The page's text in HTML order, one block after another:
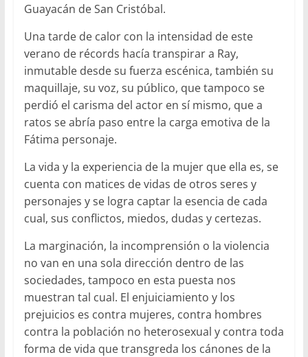
Guayacán de San Cristóbal.
Una tarde de calor con la intensidad de este
verano de récords hacía transpirar a Ray,
inmutable desde su fuerza escénica, también su
maquillaje, su voz, su público, que tampoco se
perdió el carisma del actor en sí mismo, que a
ratos se abría paso entre la carga emotiva de la
Fátima personaje.
La vida y la experiencia de la mujer que ella es, se
cuenta con matices de vidas de otros seres y
personajes y se logra captar la esencia de cada
cual, sus conflictos, miedos, dudas y certezas.
La marginación, la incomprensión o la violencia
no van en una sola dirección dentro de las
sociedades, tampoco en esta puesta nos
muestran tal cual. El enjuiciamiento y los
prejuicios es contra mujeres, contra hombres
contra la población no heterosexual y contra toda
forma de vida que transgreda los cánones de la